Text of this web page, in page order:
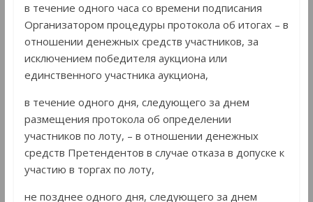
в течение одного часа со времени подписания
Организатором процедуры протокола об итогах – в
отношении денежных средств участников, за
исключением победителя аукциона или
единственного участника аукциона,
в течение одного дня, следующего за днем
размещения протокола об определении
участников по лоту, – в отношении денежных
средств Претендентов в случае отказа в допуске к
участию в торгах по лоту,
не позднее одного дня, следующего за днем